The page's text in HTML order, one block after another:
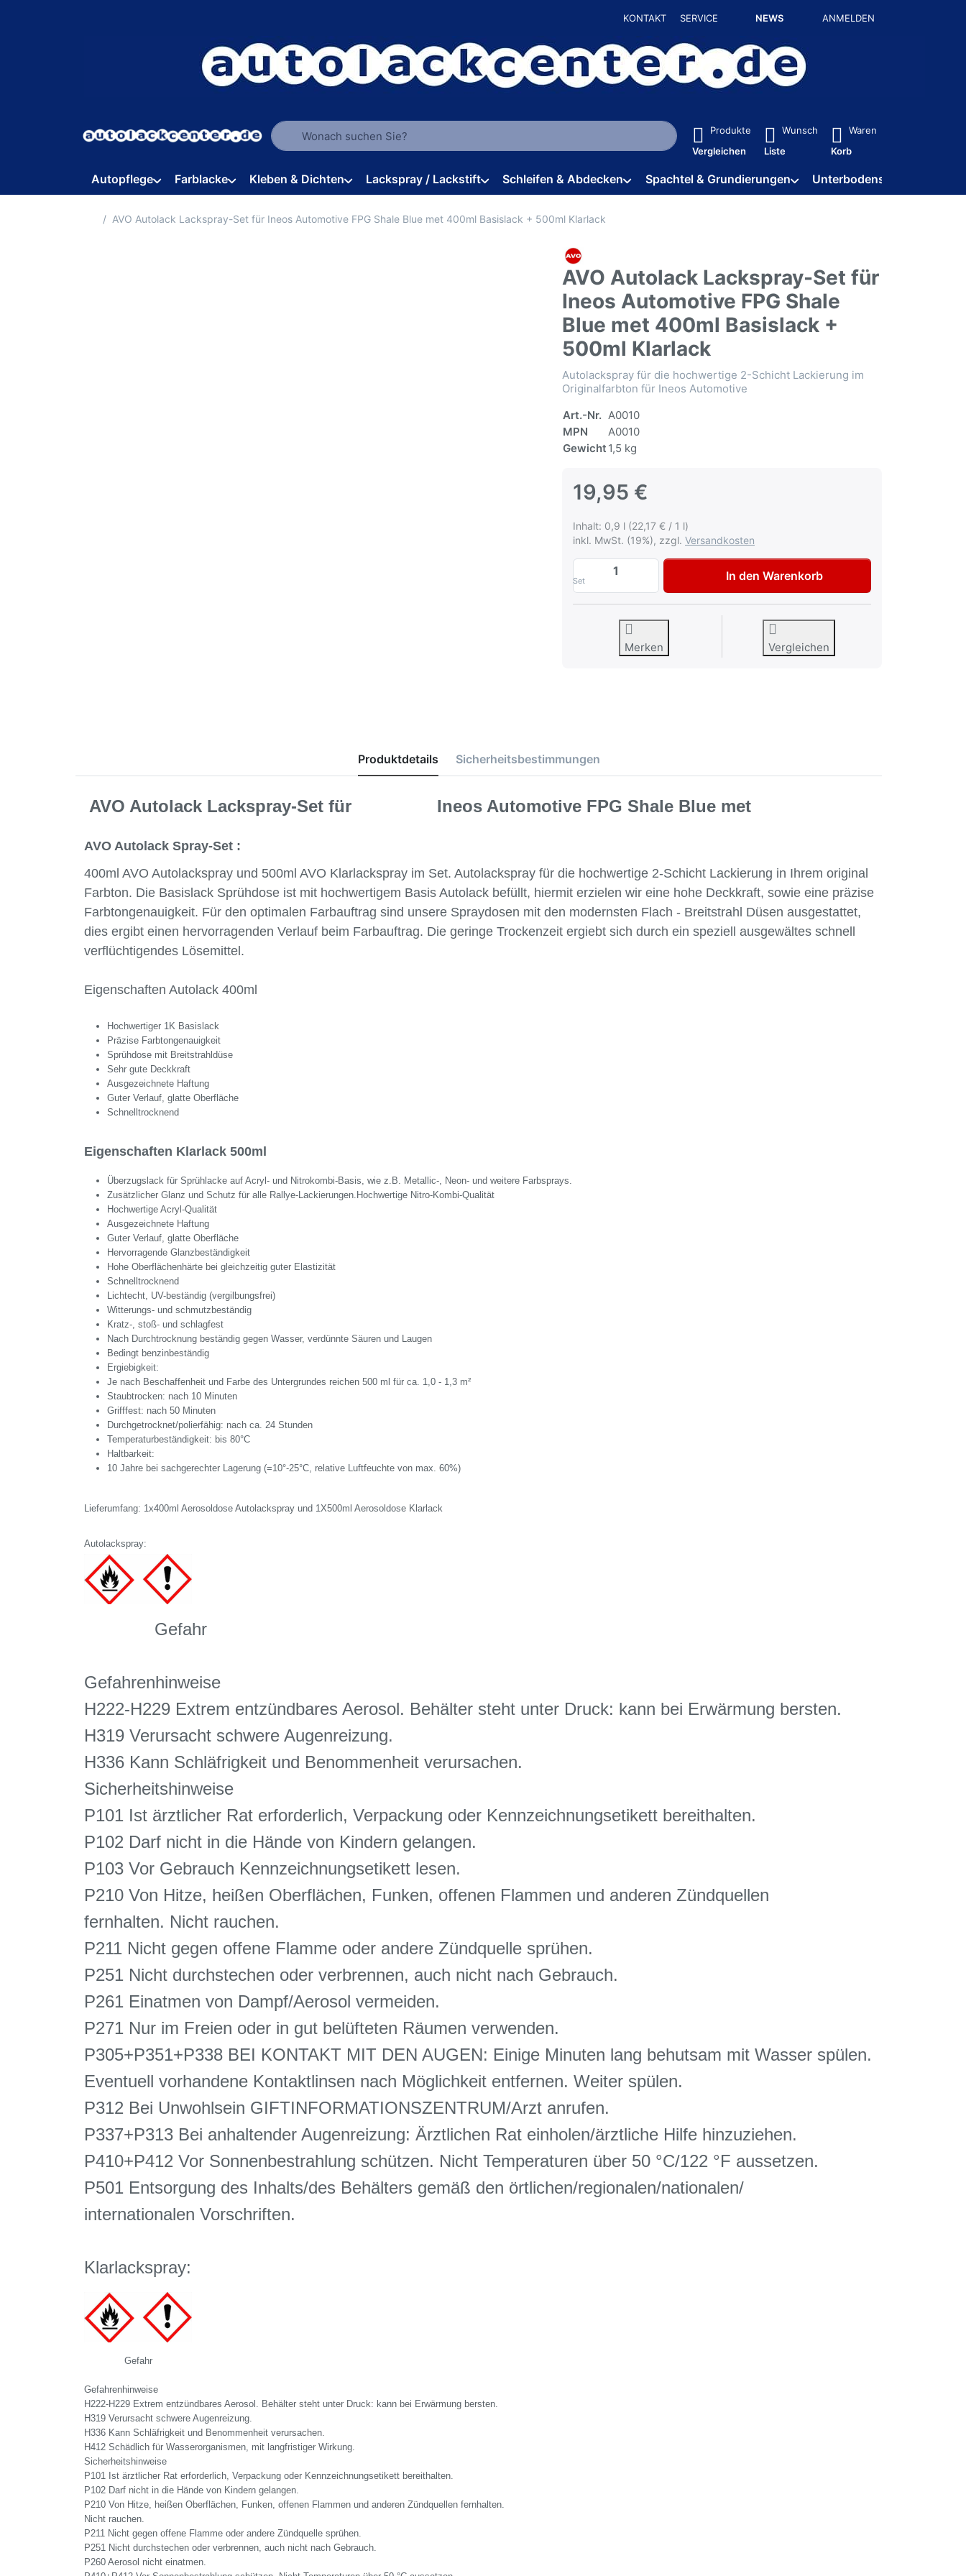
KONTAKT SERVICE NEWS ANMELDEN
Geben Sie einen Suchbegriff ein. Während Sie tippen, erscheinen automatisch erste Ergebnisse. Drücken Sie die Eingabetaste, um alle
Produkte
Vergleichen
Wunsch
Liste
Waren
Korb
Autopflege Farblacke Kleben & Dichten Lackspray / Lackstift Schleifen & Abdecken Spachtel & Grundierungen Unterbodenschutz / HV
Startseite
AVO Autolack Lackspray-Set für Ineos Automotive FPG Shale Blue met 400ml Basislack + 500ml Klarlack
AVO Autolack Lackspray-Set für
Ineos Automotive FPG Shale
Blue met 400ml Basislack +
500ml Klarlack
Autolackspray für die hochwertige 2-Schicht Lackierung im
Originalfarbton für Ineos Automotive
Art.-Nr. A0010
MPN
A0010
Gewicht 1,5 kg
19,95 €
Inhalt: 0,9 l (22,17 € / 1 l)
inkl. MwSt. (19%), zzgl. Versandkosten
Set
AVO Autolack Lackspray-Set für Ineos Automotive FPG
In den Warenkorb
Merken Vergleichen
Produktdetails Sicherheitsbestimmungen
AVO Autolack Lackspray-Set für Ineos Automotive FPG Shale Blue met
AVO Autolack Spray-Set :
400ml AVO Autolackspray und 500ml AVO Klarlackspray im Set. Autolackspray für die hochwertige 2-Schicht Lackierung in Ihrem original
Farbton. Die Basislack Sprühdose ist mit hochwertigem Basis Autolack befüllt, hiermit erzielen wir eine hohe Deckkraft, sowie eine präzise
Farbtongenauigkeit. Für den optimalen Farbauftrag sind unsere Spraydosen mit den modernsten Flach - Breitstrahl Düsen ausgestattet,
dies ergibt einen hervorragenden Verlauf beim Farbauftrag. Die geringe Trockenzeit ergiebt sich durch ein speziell ausgewältes schnell
verflüchtigendes Lösemittel.
Eigenschaften Autolack 400ml
Hochwertiger 1K Basislack
Präzise Farbtongenauigkeit
Sprühdose mit Breitstrahldüse
Sehr gute Deckkraft
Ausgezeichnete Haftung
Guter Verlauf, glatte Oberfläche
Schnelltrocknend
Eigenschaften Klarlack 500ml
Überzugslack für Sprühlacke auf Acryl- und Nitrokombi-Basis, wie z.B. Metallic-, Neon- und weitere Farbsprays.
Zusätzlicher Glanz und Schutz für alle Rallye-Lackierungen.Hochwertige Nitro-Kombi-Qualität
Hochwertige Acryl-Qualität
Ausgezeichnete Haftung
Guter Verlauf, glatte Oberfläche
Hervorragende Glanzbeständigkeit
Hohe Oberflächenhärte bei gleichzeitig guter Elastizität
Schnelltrocknend
Lichtecht, UV-beständig (vergilbungsfrei)
Witterungs- und schmutzbeständig
Kratz-, stoß- und schlagfest
Nach Durchtrocknung beständig gegen Wasser, verdünnte Säuren und Laugen
Bedingt benzinbeständig
Ergiebigkeit:
Je nach Beschaffenheit und Farbe des Untergrundes reichen 500 ml für ca. 1,0 - 1,3 m²
Staubtrocken: nach 10 Minuten
Grifffest: nach 50 Minuten
Durchgetrocknet/polierfähig: nach ca. 24 Stunden
Temperaturbeständigkeit: bis 80°C
Haltbarkeit:
10 Jahre bei sachgerechter Lagerung (=10°-25°C, relative Luftfeuchte von max. 60%)
Lieferumfang: 1x400ml Aerosoldose Autolackspray und 1X500ml Aerosoldose Klarlack
Autolackspray:
Gefahr
Gefahrenhinweise
H222-H229 Extrem entzündbares Aerosol. Behälter steht unter Druck: kann bei Erwärmung bersten.
H319 Verursacht schwere Augenreizung.
H336 Kann Schläfrigkeit und Benommenheit verursachen.
Sicherheitshinweise
P101 Ist ärztlicher Rat erforderlich, Verpackung oder Kennzeichnungsetikett bereithalten.
P102 Darf nicht in die Hände von Kindern gelangen.
P103 Vor Gebrauch Kennzeichnungsetikett lesen.
P210 Von Hitze, heißen Oberflächen, Funken, offenen Flammen und anderen Zündquellen
fernhalten. Nicht rauchen.
P211 Nicht gegen offene Flamme oder andere Zündquelle sprühen.
P251 Nicht durchstechen oder verbrennen, auch nicht nach Gebrauch.
P261 Einatmen von Dampf/Aerosol vermeiden.
P271 Nur im Freien oder in gut belüfteten Räumen verwenden.
P305+P351+P338 BEI KONTAKT MIT DEN AUGEN: Einige Minuten lang behutsam mit Wasser spülen.
Eventuell vorhandene Kontaktlinsen nach Möglichkeit entfernen. Weiter spülen.
P312 Bei Unwohlsein GIFTINFORMATIONSZENTRUM/Arzt anrufen.
P337+P313 Bei anhaltender Augenreizung: Ärztlichen Rat einholen/ärztliche Hilfe hinzuziehen.
P410+P412 Vor Sonnenbestrahlung schützen. Nicht Temperaturen über 50 °C/122 °F aussetzen.
P501 Entsorgung des Inhalts/des Behälters gemäß den örtlichen/regionalen/nationalen/
internationalen Vorschriften.
Klarlackspray:
Gefahr
Gefahrenhinweise
H222-H229 Extrem entzündbares Aerosol. Behälter steht unter Druck: kann bei Erwärmung bersten.
H319 Verursacht schwere Augenreizung.
H336 Kann Schläfrigkeit und Benommenheit verursachen.
H412 Schädlich für Wasserorganismen, mit langfristiger Wirkung.
Sicherheitshinweise
P101 Ist ärztlicher Rat erforderlich, Verpackung oder Kennzeichnungsetikett bereithalten.
P102 Darf nicht in die Hände von Kindern gelangen.
P210 Von Hitze, heißen Oberflächen, Funken, offenen Flammen und anderen Zündquellen fernhalten.
Nicht rauchen.
P211 Nicht gegen offene Flamme oder andere Zündquelle sprühen.
P251 Nicht durchstechen oder verbrennen, auch nicht nach Gebrauch.
P260 Aerosol nicht einatmen.